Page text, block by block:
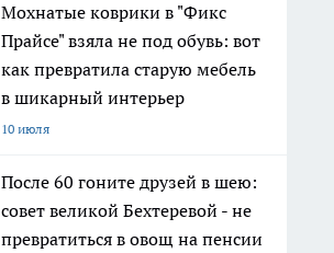
Мохнатые коврики в "Фикс
Прайсе" взяла не под обувь: вот
как превратила старую мебель
в шикарный интерьер
10 июля
После 60 гоните друзей в шею:
совет великой Бехтеревой - не
превратиться в овощ на пенсии